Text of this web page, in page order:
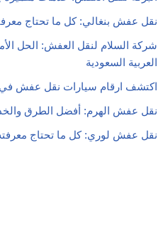
نقل عفش بنغالي: كل ما تحتاج
شركة السلام لنقل العفش: الحل
العربية السعودية
اكتشف ارقام سيارات نقل عفش في
نقل عفش الهرم: أفضل الطرق
نقل عفش لوري: كل ما تحتاج